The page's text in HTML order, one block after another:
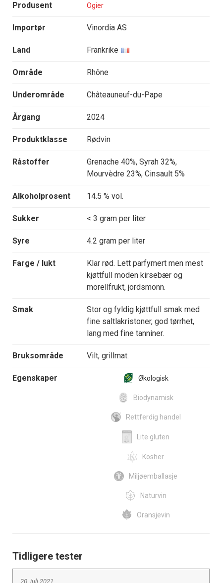
Produsent Ogier
Importør Vinordia AS
Land Frankrike
Område Rhône
Underområde Châteauneuf-du-Pape
Årgang 2024
Produktklasse Rødvin
Råstoffer
Grenache 40%, Syrah 32%,
Mourvèdre 23%, Cinsault 5%
Alkoholprosent 14.5 % vol.
Sukker < 3 gram per liter
Syre 4.2 gram per liter
Farge / lukt
Klar rød. Lett parfymert men mest
kjøttfull moden kirsebær og
morellfrukt, jordsmonn.
Smak
Stor og fyldig kjøttfull smak med
fine saltlakristoner, god tørrhet,
lang med fine tanniner.
Bruksområde Vilt, grillmat.
Egenskaper Økologisk
Biodynamisk
Rettferdig handel
Lite gluten
Kosher
Miljøemballasje
Naturvin
Oransjevin
Tidligere tester
20. juli 2021